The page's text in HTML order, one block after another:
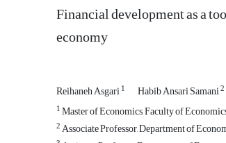
Financial development as a
economy
Reihaneh Asgari1 Habib Ansari Samani2
1Master of Economics, Faculty of
2Associate Professor, Department of